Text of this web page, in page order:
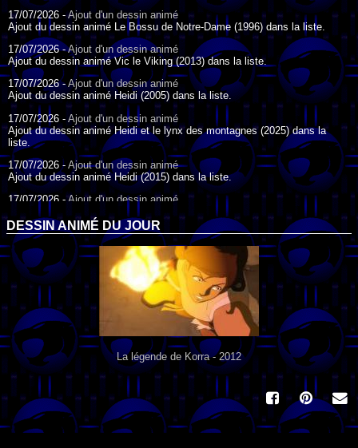
17/07/2026 -Ajout d'un dessin animé
Ajout du dessin animé Le Bossu de Notre-Dame (1996) dans la liste.
17/07/2026 -Ajout d'un dessin animé
Ajout du dessin animé Vic le Viking (2013) dans la liste.
17/07/2026 -Ajout d'un dessin animé
Ajout du dessin animé Heidi (2005) dans la liste.
17/07/2026 - Ajout d'un dessin animé
Ajout du dessin animé Heidi et le lynx des montagnes (2025) dans la
liste.
17/07/2026 - Ajout d'un dessin animé
Ajout du dessin animé Heidi (2015) dans la liste.
17/07/2026 -Ajout d'un dessin animé
Ajout du dessin animé Heidi (1995) dans la liste.
09/07/2026 -Ajout d'un dessin animé
Ajout du dessin animé Genki l'Aventurier de la Chance (2006) dans la
liste.
04/07/2026 - Ajout d'un dessin animé
Ajout du dessin animé Vilain Petit Canard (2000) dans la liste.
04/07/2026 -Ajout d'un dessin animé
Ajout du dessin animé Le Noël du vilain petit canard (2003) dans la liste.
DESSIN ANIMÉ DU JOUR
La légende de Korra - 2012